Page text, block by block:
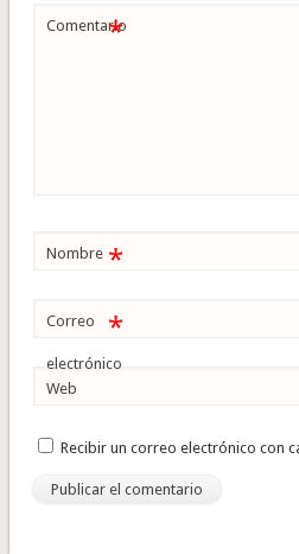
Comentario
*
Nombre *
Correo
electrónico
*
Web
Recibir un correo electrónico con